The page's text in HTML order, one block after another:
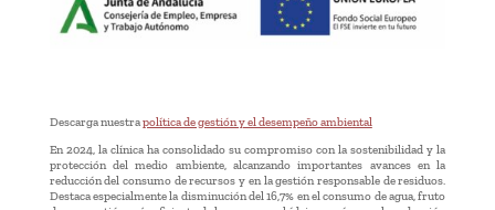
Descarga nuestrapolítica de gestión y el desempeño ambiental
En 2024, la clínica ha consolidado su compromiso con la sostenibilidad y la
protección del medio ambiente, alcanzando importantes avances en la
reducción del consumo de recursos y en la gestión responsable de residuos.
Destaca especialmente la disminución del 16,7% en el consumo de agua, fruto